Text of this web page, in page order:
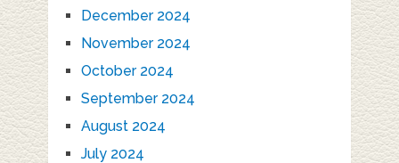
December 2024
November 2024
October 2024
September 2024
August 2024
July 2024